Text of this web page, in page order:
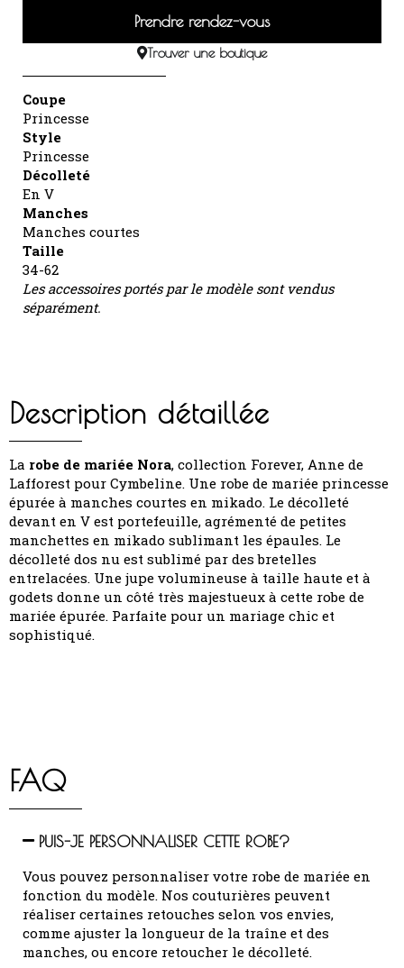
Prendre rendez-vous
Trouver une boutique
Coupe
Princesse
Style
Princesse
Décolleté
En V
Manches
Manches courtes
Taille
34-62
Les accessoires portés par le modèle sont vendus
séparément.
Description détaillée
La robe de mariée Nora, collection Forever, Anne de
Lafforest pour Cymbeline. Une robe de mariée princesse
épurée à manches courtes en mikado. Le décolleté
devant en V est portefeuille, agrémenté de petites
manchettes en mikado sublimant les épaules. Le
décolleté dos nu est sublimé par des bretelles
entrelacées. Une jupe volumineuse à taille haute et à
godets donne un côté très majestueux à cette robe de
mariée épurée. Parfaite pour un mariage chic et
sophistiqué.
FAQ
PUIS-JE PERSONNALISER CETTE ROBE?
Vous pouvez personnaliser votre robe de mariée en
fonction du modèle. Nos couturières peuvent
réaliser certaines retouches selon vos envies,
comme ajuster la longueur de la traîne et des
manches, ou encore retoucher le décolleté.